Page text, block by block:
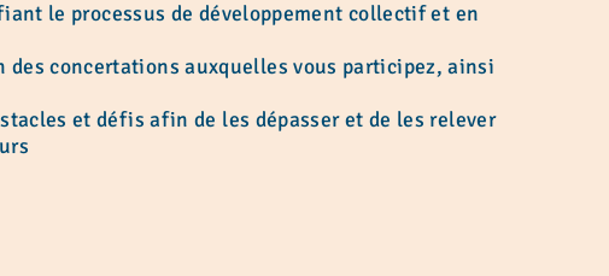
le processus de développement collectif et en
des concertations auxquelles vous participez, ainsi
et défis afin de les dépasser et de les relever